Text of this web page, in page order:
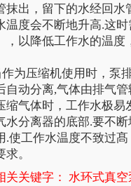
抹出，留下的水经回
温度会不断地升高.这
，以降低工作水的温
压缩机使用时，泵排
自动分离,气体由排气
缩气体时，工作水极
水分离器的底部.要不
.使工作水温度不致过
求。
关关键字： 水环式真空